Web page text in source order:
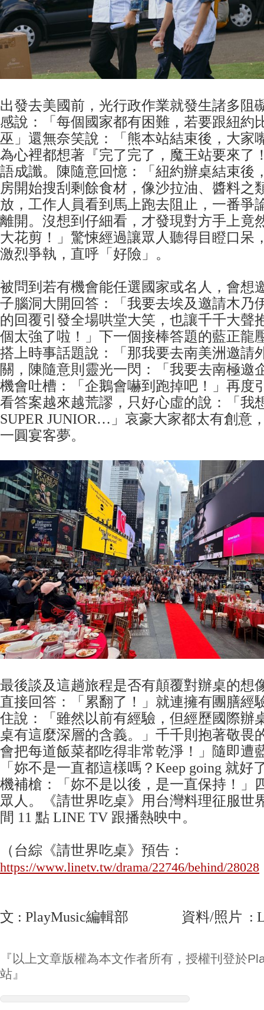
出發去美國前，光行政作業就發生諸多阻
感說：「每個國家都有困難，若要跟紐約
巫」還無奈笑說：「熊本站結束後，大家
為心裡都想著『完了完了，魔王站要來了
語成讖。陳隨意回憶：「紐約辦桌結束後
房開始搜刮剩餘食材，像沙拉油、醬料之
放，工作人員看到馬上跑去阻止，一番爭
離開。沒想到仔細看，才發現對方手上竟
大花剪！」驚悚經過讓眾人聽得目瞪口呆
激烈爭執，直呼「好險」。
被問到若有機會能任選國家或名人，會想
子腦洞大開回答：「我要去埃及邀請木乃
的回覆引發全場哄堂大笑，也讓千千大聲
個太強了啦！」下一個接棒答題的藍正龍
搭上時事話題說：「那我要去南美洲邀請
關，陳隨意則靈光一閃：「我要去南極邀
機會吐槽：「企鵝會嚇到跑掉吧！」再度
看答案越來越荒謬，只好心虛的說：「我
SUPER JUNIOR…」哀豪大家都太有創意
一圓宴客夢。
最後談及這趟旅程是否有顛覆對辦桌的想
直接回答：「累翻了！」就連擁有團膳經
住說：「雖然以前有經驗，但經歷國際辦
桌有這麼深層的含義。」千千則抱著敬畏
會把每道飯菜都吃得非常乾淨！」隨即遭
「妳不是一直都這樣嗎？Keep going 就好
機補槍：「妳不是以後，是一直保持！」
眾人。《請世界吃桌》用台灣料理征服世
間 11 點 LINE TV 跟播熱映中。
（台綜《請世界吃桌》預告：
https://www.linetv.tw/drama/22746/behind/28028
文 : PlayMusic編輯部 資料/照片 :
『以上文章版權為本文作者所有，授權刊登於
站』